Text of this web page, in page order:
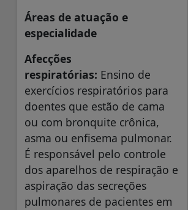
Áreas de atuação e
especialidade
Afecções
respiratórias: Ensino de
exercícios respiratórios para
doentes que estão de cama
ou com bronquite crônica,
asma ou enfisema pulmonar.
É responsável pelo controle
dos aparelhos de respiração e
aspiração das secreções
pulmonares de pacientes em